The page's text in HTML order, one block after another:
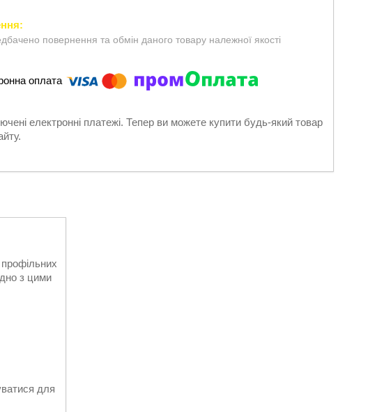
повернення та обмін даного товару належної якості
електронні платежі. Тепер ви можете купити будь-який товар
з цими
для